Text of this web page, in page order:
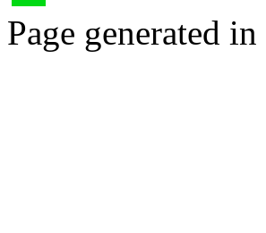
Page generated in